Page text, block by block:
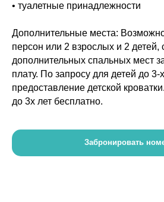
• туалетные принадлежности
Дополнительные места:
персон или 2 взрослых и 2 детей,
дополнительных спальных мест
плату. По запросу для детей до
предоставление детской
до 3х лет бесплатно.
Забронировать